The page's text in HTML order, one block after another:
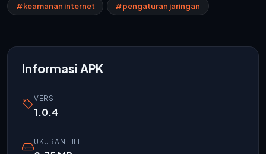
#keamanan internet #pengaturan jaringan
Informasi APK
VERSI
1.0.4
UKURAN FILE